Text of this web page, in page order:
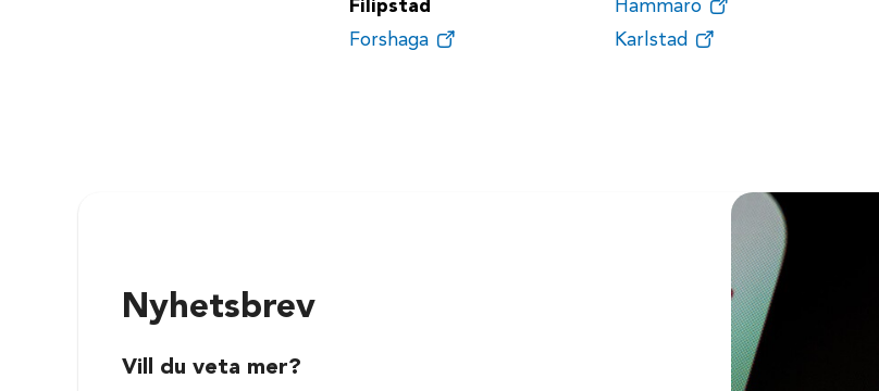
Filipstad
Forshaga
Hammarö
Karlstad
Nyhetsbrev
Vill du veta mer?